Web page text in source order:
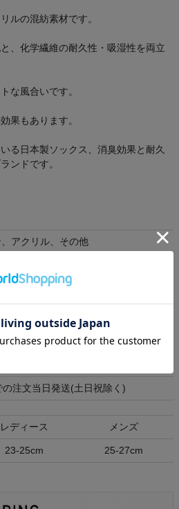
ルの混紡素材です。
、化学繊維の耐久性・吸湿性を両立
な風合いです。
果もあります。
る日本製ソックス、消臭効果と耐久
ンドです。
アクリル、その他
一律350円
ピング資材サービスをご利用くださ
身で巾着に商品を入れて簡単にラッピ
す。
の注文当日発送(土日祝除く)
レディース メンズ
23-25cm 25-27cm